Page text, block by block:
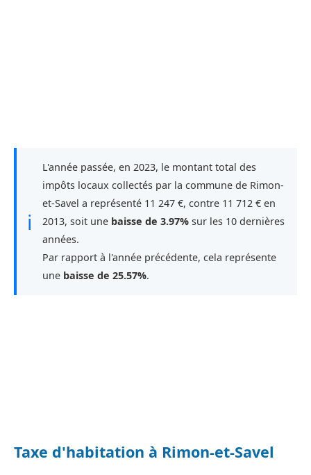
ℹ
L'année passée, en 2023, le montant total des
impôts locaux collectés par la commune de Rimon-
et-Savel a représenté 11 247 €, contre 11 712 € en
2013, soit une baisse de 3.97% sur les 10 dernières
années.
Par rapport à l'année précédente, cela représente
une baisse de 25.57%.
Taxe d'habitation à Rimon-et-Savel